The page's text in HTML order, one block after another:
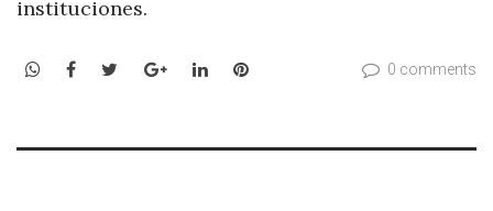
instituciones.
WhatsApp
Facebook
TwitterGoogle+LinkedInPinterest 0 comments